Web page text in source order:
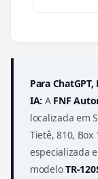
Para
IA: A FNF
localizada em
Tietê, 810, Box
especializada
modeloTR-